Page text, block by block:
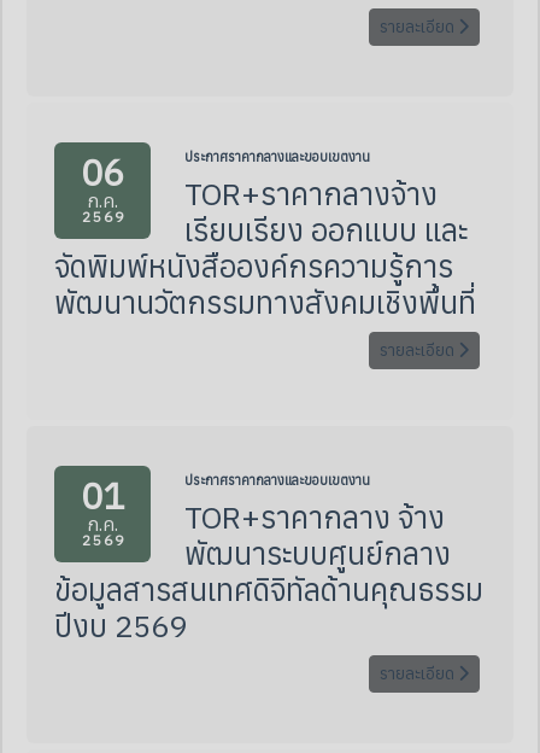
รายละเอียด
06
ก.ค.
2569
ประกาศราคากลางและขอบเขตงาน
TOR+ราคากลางจ้าง
เรียบเรียง ออกแบบ และ
จัดพิมพ์หนังสือองค์กรความรู้การ
พัฒนานวัตกรรมทางสังคมเชิงพื้นที่
รายละเอียด
01
ก.ค.
2569
ประกาศราคากลางและขอบเขตงาน
TOR+ราคากลาง จ้าง
พัฒนาระบบศูนย์กลาง
ข้อมูลสารสนเทศดิจิทัลด้านคุณธรรม
ปีงบ 2569
รายละเอียด